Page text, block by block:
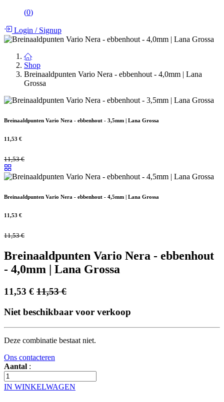
(0)
Login /Signup
Shop
Breinaaldpunten Vario Nera - ebbenhout - 4,0mm | Lana
Grossa
Breinaaldpunten Vario Nera - ebbenhout - 3,5mm | Lana Grossa
11,53 €
11,53€
Breinaaldpunten Vario Nera - ebbenhout - 4,5mm | Lana Grossa
11,53 €
11,53€
Breinaaldpunten Vario Nera - ebbenhout
- 4,0mm | Lana Grossa
11,53 € 11,53€
Niet beschikbaar voor verkoop
Deze combinatie bestaat niet.
Ons contacteren
Aantal :
IN WINKELWAGEN